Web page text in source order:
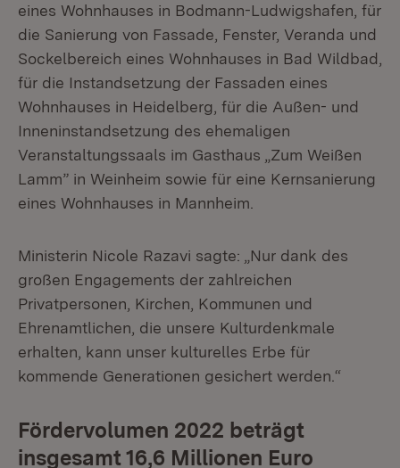
eines Wohnhauses in Bodmann-Ludwigshafen, für
die Sanierung von Fassade, Fenster, Veranda und
Sockelbereich eines Wohnhauses in Bad Wildbad,
für die Instandsetzung der Fassaden eines
Wohnhauses in Heidelberg, für die Außen- und
Inneninstandsetzung des ehemaligen
Veranstaltungssaals im Gasthaus „Zum Weißen
Lamm” in Weinheim sowie für eine Kernsanierung
eines Wohnhauses in Mannheim.
Ministerin Nicole Razavi sagte: „Nur dank des
großen Engagements der zahlreichen
Privatpersonen, Kirchen, Kommunen und
Ehrenamtlichen, die unsere Kulturdenkmale
erhalten, kann unser kulturelles Erbe für
kommende Generationen gesichert werden.“
Fördervolumen 2022 beträgt
insgesamt 16,6 Millionen Euro